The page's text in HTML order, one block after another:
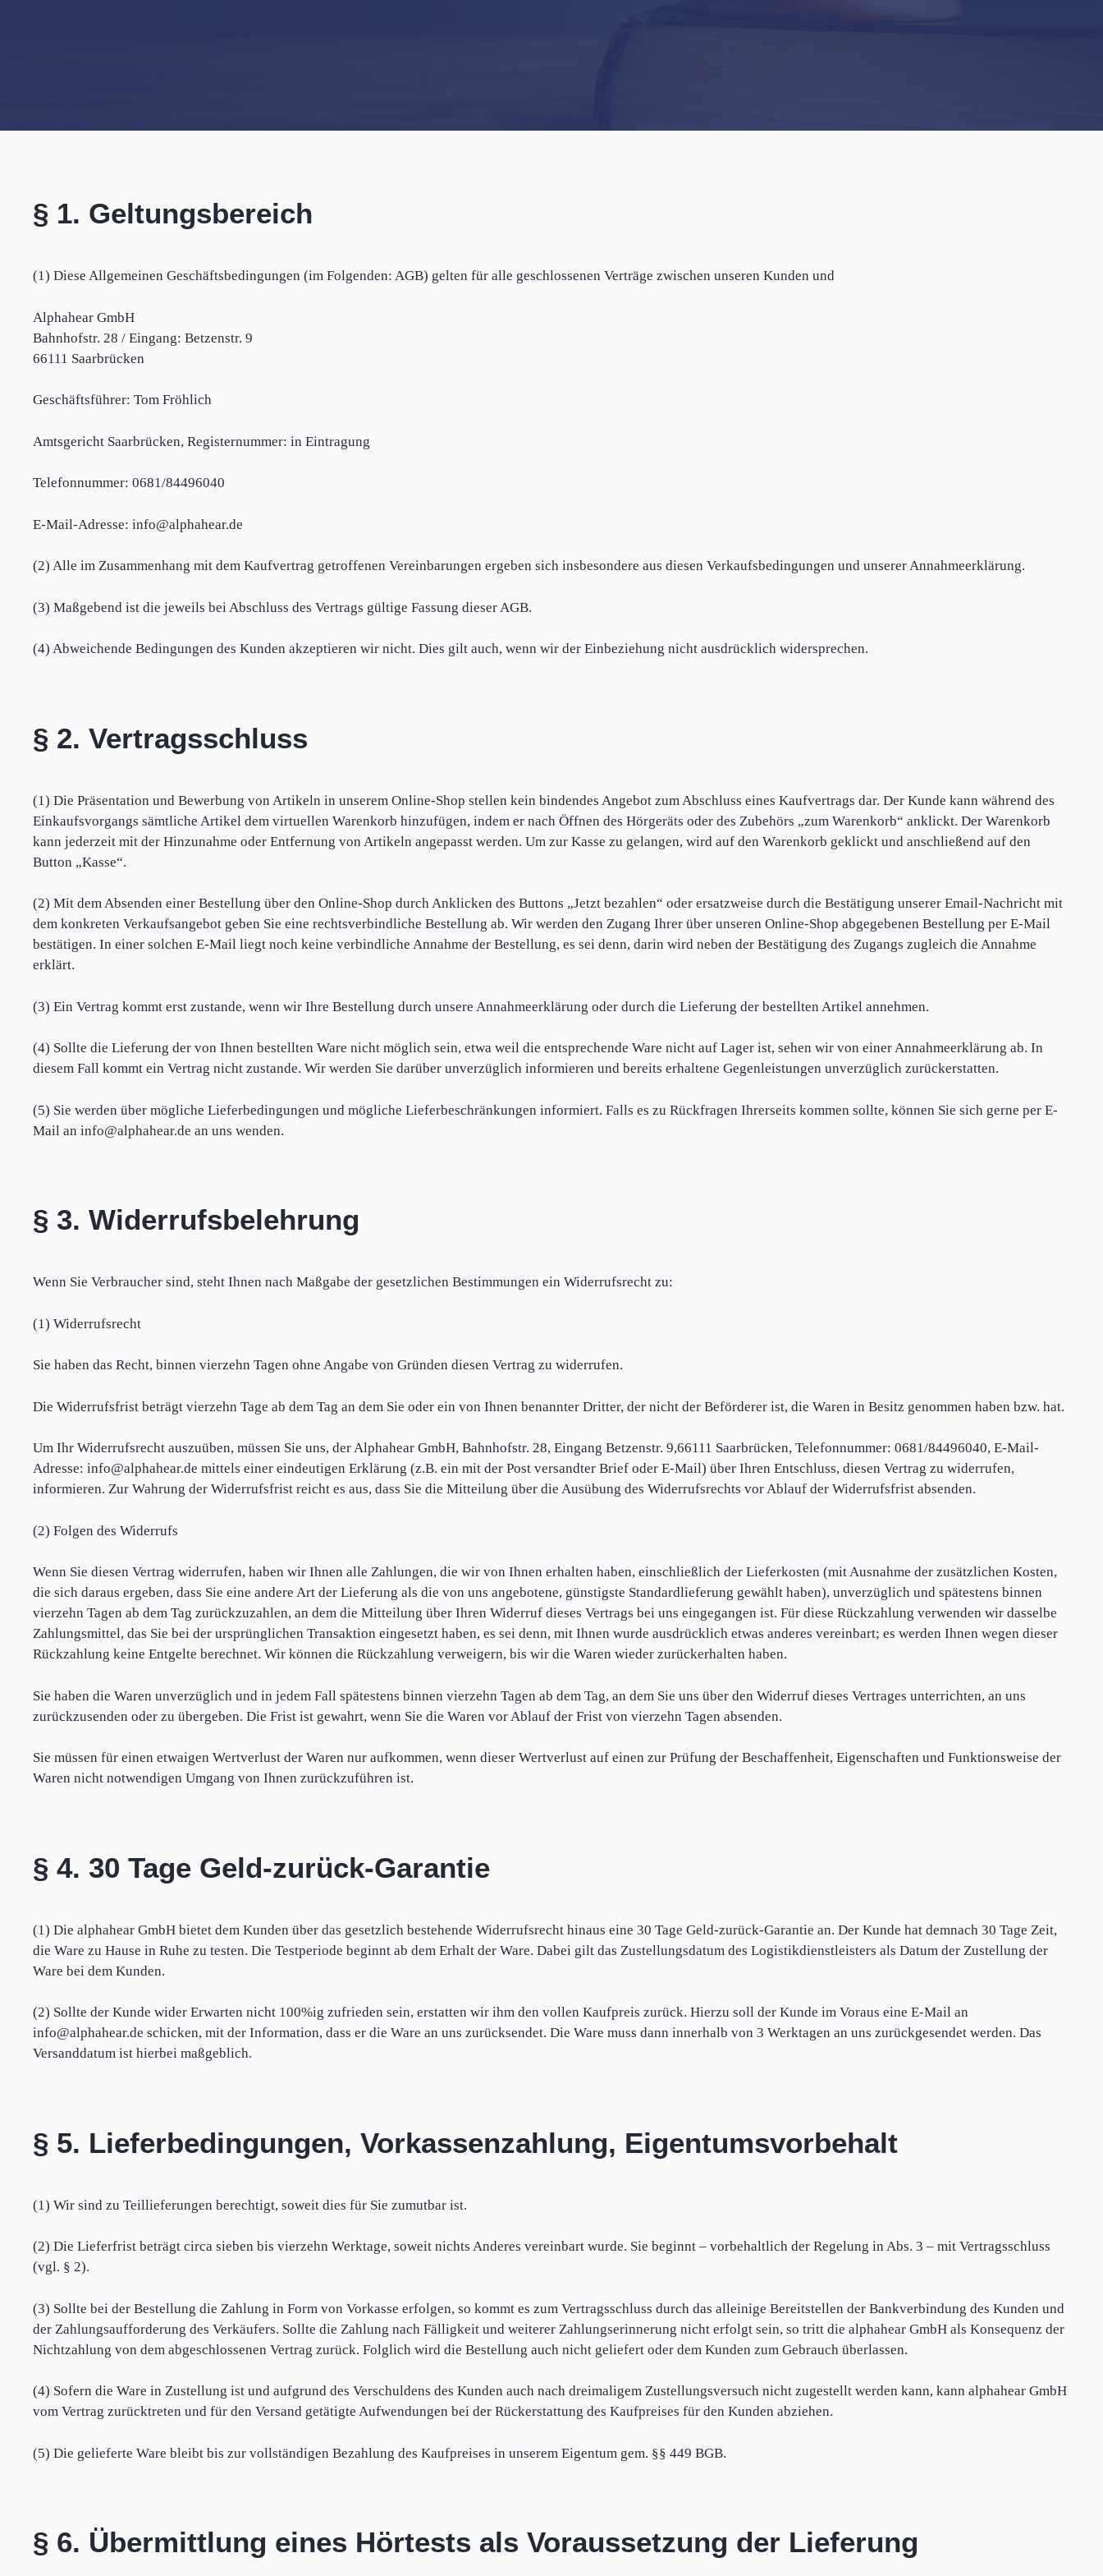
§ 1. Geltungsbereich
(1) Diese Allgemeinen Geschäftsbedingungen (im Folgenden: AGB) gelten für alle geschlossenen Verträge zwischen unseren Kunden und
Alphahear GmbH
Bahnhofstr. 28 / Eingang: Betzenstr. 9
66111 Saarbrücken
Geschäftsführer: Tom Fröhlich
Amtsgericht Saarbrücken, Registernummer: in Eintragung
Telefonnummer: 0681/84496040
E-Mail-Adresse: info@alphahear.de
(2) Alle im Zusammenhang mit dem Kaufvertrag getroffenen Vereinbarungen ergeben sich insbesondere aus diesen Verkaufsbedingungen und unserer Annahmeerklärung.
(3) Maßgebend ist die jeweils bei Abschluss des Vertrags gültige Fassung dieser AGB.
(4) Abweichende Bedingungen des Kunden akzeptieren wir nicht. Dies gilt auch, wenn wir der Einbeziehung nicht ausdrücklich widersprechen.
§ 2. Vertragsschluss
(1) Die Präsentation und Bewerbung von Artikeln in unserem Online-Shop stellen kein bindendes Angebot zum Abschluss eines Kaufvertrags dar. Der Kunde kann während des
Einkaufsvorgangs sämtliche Artikel dem virtuellen Warenkorb hinzufügen, indem er nach Öffnen des Hörgeräts oder des Zubehörs „zum Warenkorb“ anklickt. Der Warenkorb
kann jederzeit mit der Hinzunahme oder Entfernung von Artikeln angepasst werden. Um zur Kasse zu gelangen, wird auf den Warenkorb geklickt und anschließend auf den
Button „Kasse“.
(2) Mit dem Absenden einer Bestellung über den Online-Shop durch Anklicken des Buttons „Jetzt bezahlen“ oder ersatzweise durch die Bestätigung unserer Email-Nachricht mit
dem konkreten Verkaufsangebot geben Sie eine rechtsverbindliche Bestellung ab. Wir werden den Zugang Ihrer über unseren Online-Shop abgegebenen Bestellung per E-Mail
bestätigen. In einer solchen E-Mail liegt noch keine verbindliche Annahme der Bestellung, es sei denn, darin wird neben der Bestätigung des Zugangs zugleich die Annahme
erklärt.
(3) Ein Vertrag kommt erst zustande, wenn wir Ihre Bestellung durch unsere Annahmeerklärung oder durch die Lieferung der bestellten Artikel annehmen.
(4) Sollte die Lieferung der von Ihnen bestellten Ware nicht möglich sein, etwa weil die entsprechende Ware nicht auf Lager ist, sehen wir von einer Annahmeerklärung ab. In
diesem Fall kommt ein Vertrag nicht zustande. Wir werden Sie darüber unverzüglich informieren und bereits erhaltene Gegenleistungen unverzüglich zurückerstatten.
(5) Sie werden über mögliche Lieferbedingungen und mögliche Lieferbeschränkungen informiert. Falls es zu Rückfragen Ihrerseits kommen sollte, können Sie sich gerne per E-
Mail an info@alphahear.de an uns wenden.
§ 3. Widerrufsbelehrung
Wenn Sie Verbraucher sind, steht Ihnen nach Maßgabe der gesetzlichen Bestimmungen ein Widerrufsrecht zu:
(1) Widerrufsrecht
Sie haben das Recht, binnen vierzehn Tagen ohne Angabe von Gründen diesen Vertrag zu widerrufen.
Die Widerrufsfrist beträgt vierzehn Tage ab dem Tag an dem Sie oder ein von Ihnen benannter Dritter, der nicht der Beförderer ist, die Waren in Besitz genommen haben bzw. hat.
Um Ihr Widerrufsrecht auszuüben, müssen Sie uns, der Alphahear GmbH, Bahnhofstr. 28, Eingang Betzenstr. 9,66111 Saarbrücken, Telefonnummer: 0681/84496040, E-Mail-
Adresse: info@alphahear.de mittels einer eindeutigen Erklärung (z.B. ein mit der Post versandter Brief oder E-Mail) über Ihren Entschluss, diesen Vertrag zu widerrufen,
informieren. Zur Wahrung der Widerrufsfrist reicht es aus, dass Sie die Mitteilung über die Ausübung des Widerrufsrechts vor Ablauf der Widerrufsfrist absenden.
(2) Folgen des Widerrufs
Wenn Sie diesen Vertrag widerrufen, haben wir Ihnen alle Zahlungen, die wir von Ihnen erhalten haben, einschließlich der Lieferkosten (mit Ausnahme der zusätzlichen Kosten,
die sich daraus ergeben, dass Sie eine andere Art der Lieferung als die von uns angebotene, günstigste Standardlieferung gewählt haben), unverzüglich und spätestens binnen
vierzehn Tagen ab dem Tag zurückzuzahlen, an dem die Mitteilung über Ihren Widerruf dieses Vertrags bei uns eingegangen ist. Für diese Rückzahlung verwenden wir dasselbe
Zahlungsmittel, das Sie bei der ursprünglichen Transaktion eingesetzt haben, es sei denn, mit Ihnen wurde ausdrücklich etwas anderes vereinbart; es werden Ihnen wegen dieser
Rückzahlung keine Entgelte berechnet. Wir können die Rückzahlung verweigern, bis wir die Waren wieder zurückerhalten haben.
Sie haben die Waren unverzüglich und in jedem Fall spätestens binnen vierzehn Tagen ab dem Tag, an dem Sie uns über den Widerruf dieses Vertrages unterrichten, an uns
zurückzusenden oder zu übergeben. Die Frist ist gewahrt, wenn Sie die Waren vor Ablauf der Frist von vierzehn Tagen absenden.
Sie müssen für einen etwaigen Wertverlust der Waren nur aufkommen, wenn dieser Wertverlust auf einen zur Prüfung der Beschaffenheit, Eigenschaften und Funktionsweise der
Waren nicht notwendigen Umgang von Ihnen zurückzuführen ist.
§ 4. 30 Tage Geld-zurück-Garantie
(1) Die alphahear GmbH bietet dem Kunden über das gesetzlich bestehende Widerrufsrecht hinaus eine 30 Tage Geld-zurück-Garantie an. Der Kunde hat demnach 30 Tage Zeit,
die Ware zu Hause in Ruhe zu testen. Die Testperiode beginnt ab dem Erhalt der Ware. Dabei gilt das Zustellungsdatum des Logistikdienstleisters als Datum der Zustellung der
Ware bei dem Kunden.
(2) Sollte der Kunde wider Erwarten nicht 100%ig zufrieden sein, erstatten wir ihm den vollen Kaufpreis zurück. Hierzu soll der Kunde im Voraus eine E-Mail an
info@alphahear.de schicken, mit der Information, dass er die Ware an uns zurücksendet. Die Ware muss dann innerhalb von 3 Werktagen an uns zurückgesendet werden. Das
Versanddatum ist hierbei maßgeblich.
§ 5. Lieferbedingungen, Vorkassenzahlung, Eigentumsvorbehalt
(1) Wir sind zu Teillieferungen berechtigt, soweit dies für Sie zumutbar ist.
(2) Die Lieferfrist beträgt circa sieben bis vierzehn Werktage, soweit nichts Anderes vereinbart wurde. Sie beginnt – vorbehaltlich der Regelung in Abs. 3 – mit Vertragsschluss
(vgl. § 2).
(3) Sollte bei der Bestellung die Zahlung in Form von Vorkasse erfolgen, so kommt es zum Vertragsschluss durch das alleinige Bereitstellen der Bankverbindung des Kunden und
der Zahlungsaufforderung des Verkäufers. Sollte die Zahlung nach Fälligkeit und weiterer Zahlungserinnerung nicht erfolgt sein, so tritt die alphahear GmbH als Konsequenz der
Nichtzahlung von dem abgeschlossenen Vertrag zurück. Folglich wird die Bestellung auch nicht geliefert oder dem Kunden zum Gebrauch überlassen.
(4) Sofern die Ware in Zustellung ist und aufgrund des Verschuldens des Kunden auch nach dreimaligem Zustellungsversuch nicht zugestellt werden kann, kann alphahear GmbH
vom Vertrag zurücktreten und für den Versand getätigte Aufwendungen bei der Rückerstattung des Kaufpreises für den Kunden abziehen.
(5) Die gelieferte Ware bleibt bis zur vollständigen Bezahlung des Kaufpreises in unserem Eigentum gem. §§ 449 BGB.
§ 6. Übermittlung eines Hörtests als Voraussetzung der Lieferung